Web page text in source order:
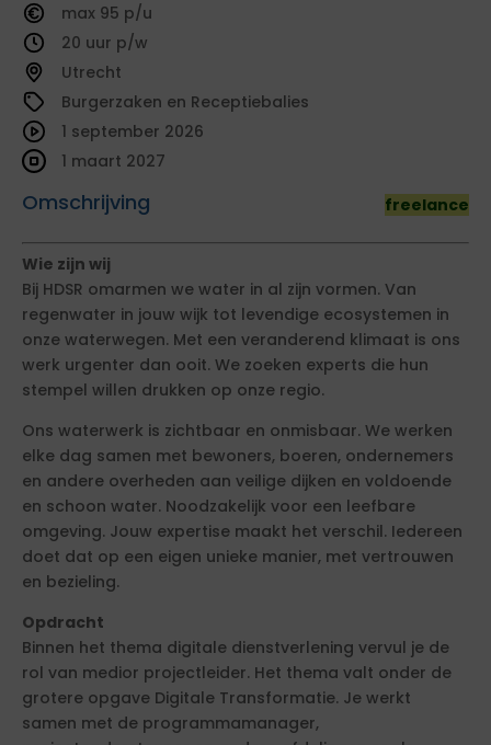
95
20
Utrecht
Burgerzaken en Receptiebalies
Omschrijving freelance
1 september 2026
1 maart 2027
Wie zijn wij
Bij HDSR omarmen we water in al zijn vormen. Van
regenwater in jouw wijk tot levendige ecosystemen in
onze waterwegen. Met een veranderend klimaat is ons
werk urgenter dan ooit. We zoeken experts die hun
stempel willen drukken op onze regio.
Ons waterwerk is zichtbaar en onmisbaar. We werken
elke dag samen met bewoners, boeren, ondernemers
en andere overheden aan veilige dijken en voldoende
en schoon water. Noodzakelijk voor een leefbare
omgeving. Jouw expertise maakt het verschil. Iedereen
doet dat op een eigen unieke manier, met vertrouwen
en bezieling.
Opdracht
Binnen het thema digitale dienstverlening vervul je de
rol van medior projectleider. Het thema valt onder de
grotere opgave Digitale Transformatie. Je werkt
samen met de programmamanager,